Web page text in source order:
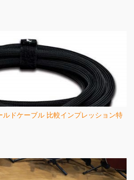
ドケーブル 比較インプレッション特